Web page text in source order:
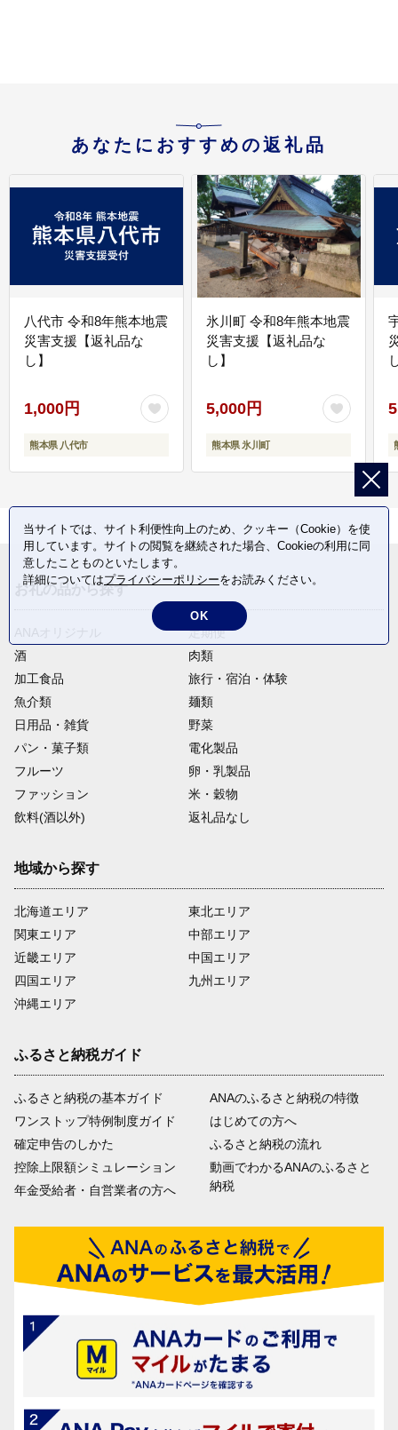
あなたにおすすめの返礼品
八代市 令和8年熊本地震
災害支援【返礼品な
し】
1,000円
熊本県 八代市
氷川町 令和8年熊本地震
災害支援【返礼品な
し】
5,000円
熊本県 氷川町
お礼の品から探す
定期便
酒
肉類
加工食品
旅行・宿泊・体験
魚介類
麺類
日用品・雑貨
野菜
パン・菓子類
電化製品
フルーツ
卵・乳製品
ファッション
米・穀物
飲料(酒以外)
返礼品なし
地域から探す
北海道エリア
関東エリア
近畿エリア
四国エリア
沖縄エリア
東北エリア
中部エリア
中国エリア
九州エリア
ふるさと納税ガイド
ふるさと納税の基本ガイド
ワンストップ特例制度ガイド
確定申告のしかた
控除上限額シミュレーション
年金受給者・自営業者の方へ
ANAのふるさと納税の特徴
はじめての方へ
ふるさと納税の流れ
動画でわかるANAのふるさと
納税
当サイトでは、サイト利便性向上のため、クッキー（Cookie）を使
用しています。サイトの閲覧を継続された場合、Cookieの利用に同
意したことものといたします。
詳細についてはプライバシーポリシーをお読みください。
OK